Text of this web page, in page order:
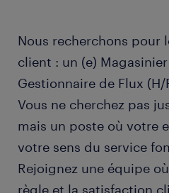
Nous recherchons pour
client : un (e)
Gestionnaire de Flux (H/
Vous ne cherchez pas
mais un poste où votre
votre sens du service
Rejoignez une équipe
règle et la satisfaction